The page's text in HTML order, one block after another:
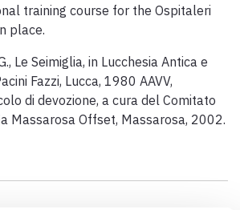
training course for the Ospitaleri
place.
Le Seimiglia, in Lucchesia Antica e
Fazzi, Lucca, 1980 AAVV,
di devozione, a cura del Comitato
Massarosa Offset, Massarosa, 2002.